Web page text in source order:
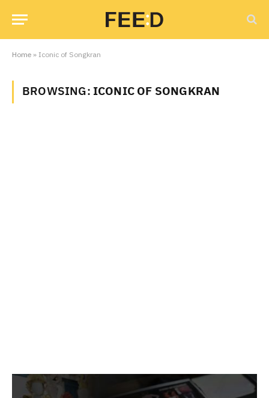
Home» Iconic of Songkran
BROWSING:ICONIC OF SONGKRAN